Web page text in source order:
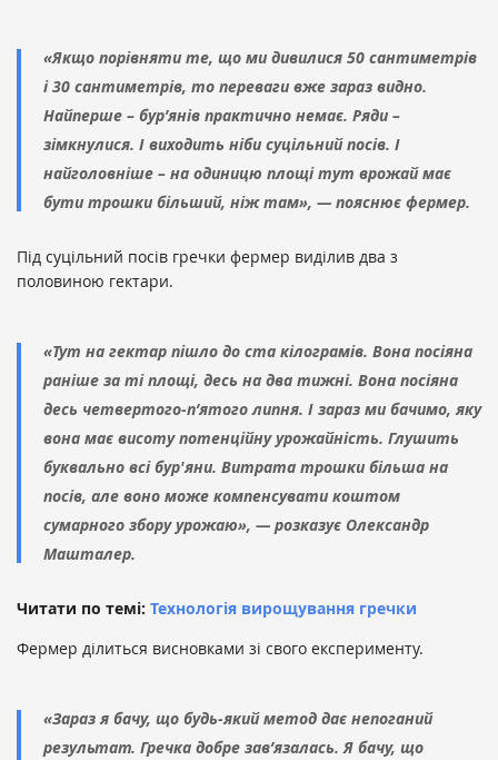
«Якщо порівняти те, що ми дивилися 50 сантиметрів
і 30 сантиметрів, то переваги вже зараз видно.
Найперше – бур’янів практично немає. Ряди –
зімкнулися. І виходить ніби суцільний посів. І
найголовніше – на одиницю площі тут врожай має
бути трошки більший, ніж там», — пояснює фермер.
Під суцільний посів гречки фермер виділив два з
половиною гектари.
«Тут на гектар пішло до ста кілограмів. Вона посіяна
раніше за ті площі, десь на два тижні. Вона посіяна
десь четвертого-п’ятого липня. І зараз ми бачимо, яку
вона має висоту потенційну урожайність. Глушить
буквально всі бур'яни. Витрата трошки більша на
посів, але воно може компенсувати коштом
сумарного збору урожаю», — розказує Олександр
Машталер.
Читати по темі: Технологія вирощування гречки
Фермер ділиться висновками зі свого експерименту.
«Зараз я бачу, що будь-який метод дає непоганий
результат. Гречка добре зав’язалась. Я бачу, що